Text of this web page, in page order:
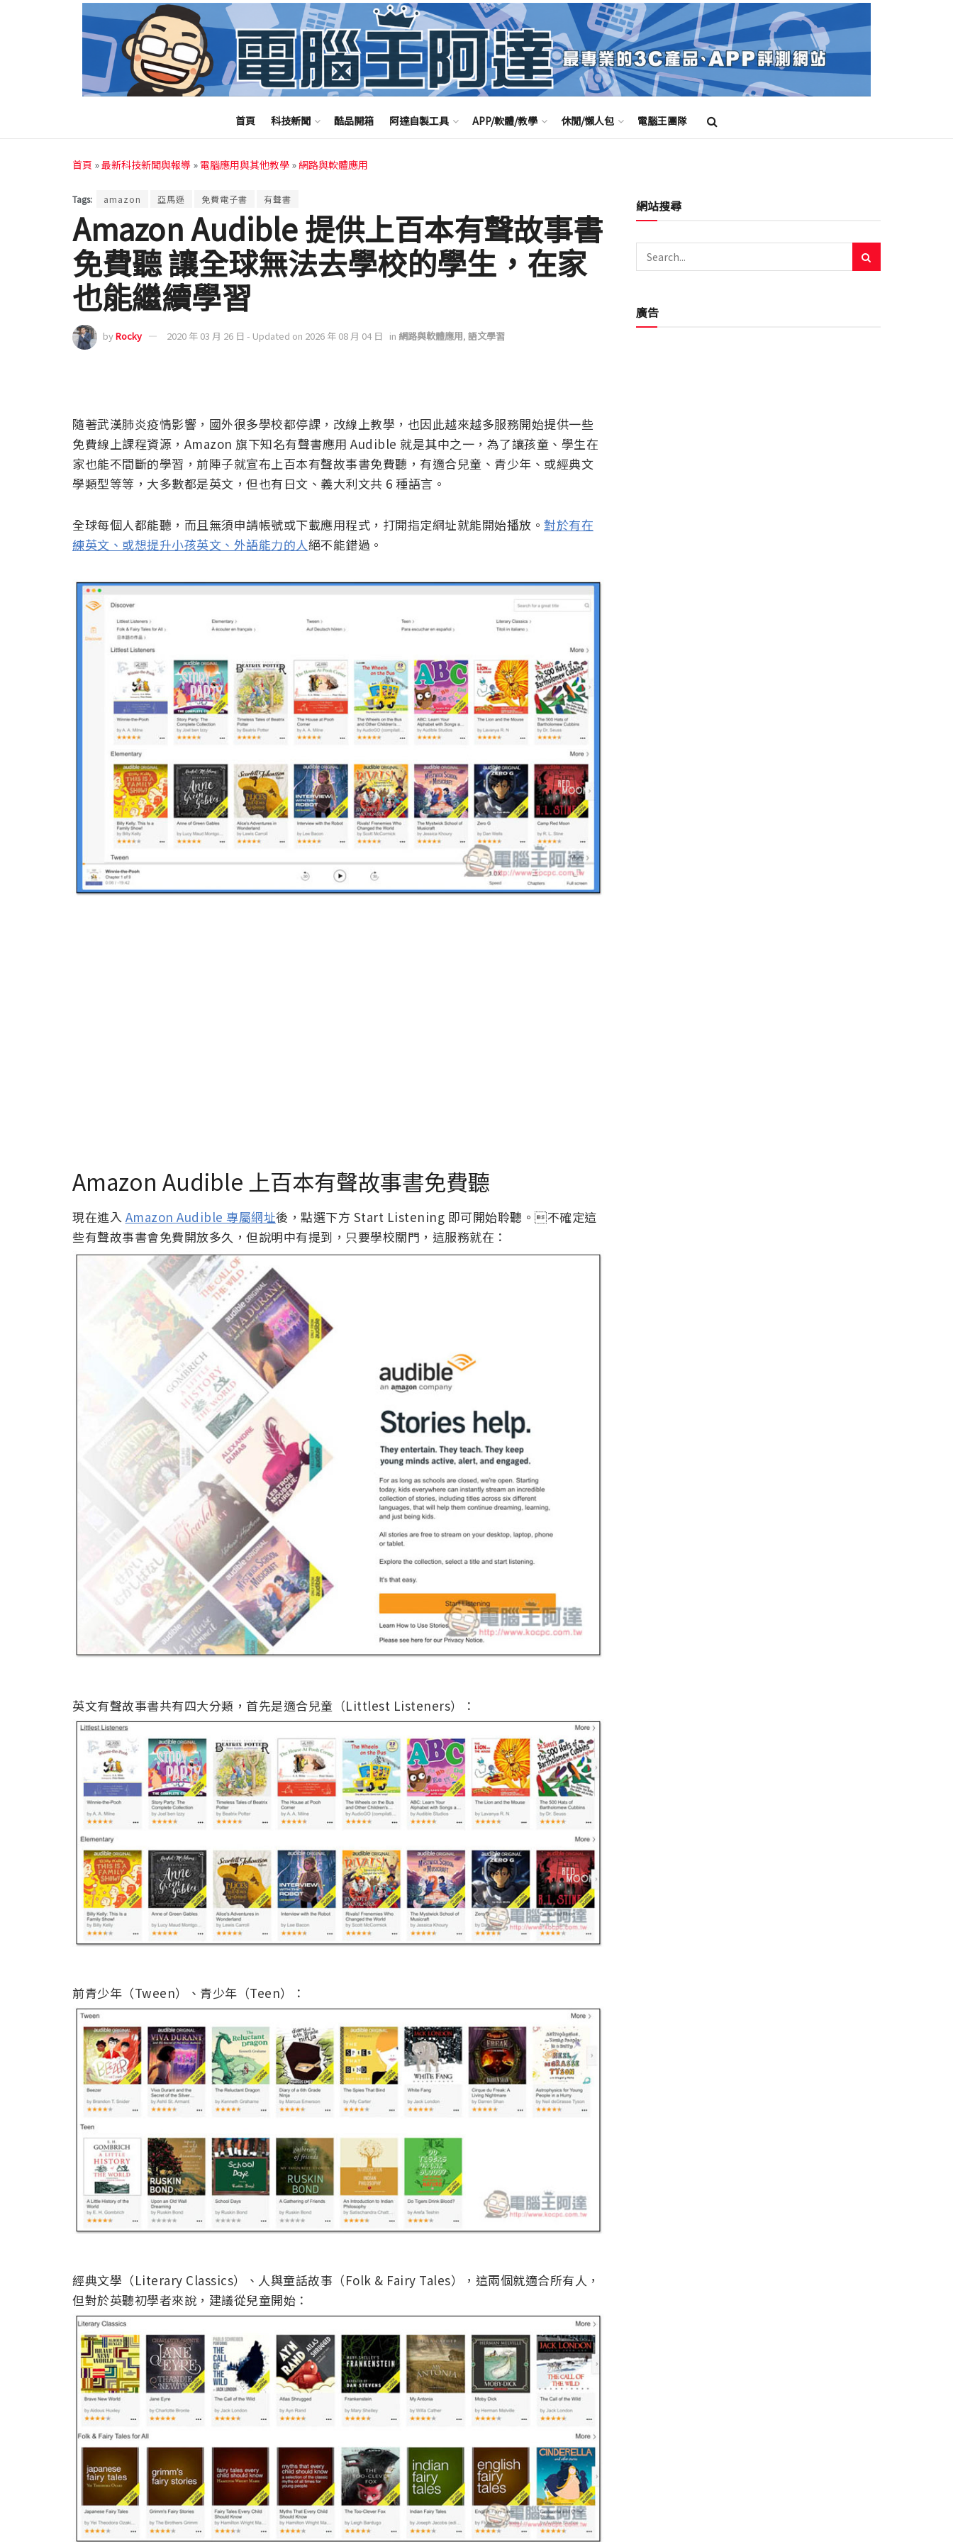
首頁 科技新聞 酷品開箱 阿達自製工具 APP/軟體/教學 休閒/懶人包 電腦王團隊
首頁 »最新科技新聞與報導 » 電腦應用與其他教學 »網路與軟體應用
Tags: amazon 亞馬遜 免費電子書 有聲書
Amazon Audible 提供上百本有聲故事書
免費聽 讓全球無法去學校的學生，在家
也能繼續學習
byRocky 2020 年 03 月 26 日 - Updated on 2026 年 08 月 04 日 in 網路與軟體應用, 語文學習
隨著武漢肺炎疫情影響，國外很多學校都停課，改線上教學，也因此越來越多服務開始提供一些
免費線上課程資源，Amazon 旗下知名有聲書應用 Audible 就是其中之一，為了讓孩童、學生在
家也能不間斷的學習，前陣子就宣布上百本有聲故事書免費聽，有適合兒童、青少年、或經典文
學類型等等，大多數都是英文，但也有日文、義大利文共 6 種語言。
全球每個人都能聽，而且無須申請帳號或下載應用程式，打開指定網址就能開始播放。 對於有在
練英文、或想提升小孩英文、外語能力的人絕不能錯過。
Amazon Audible 上百本有聲故事書免費聽
現在進入 Amazon Audible 專屬網址後，點選下方 Start Listening 即可開始聆聽。不確定這
些有聲故事書會免費開放多久，但說明中有提到，只要學校關門，這服務就在：
英文有聲故事書共有四大分類，首先是適合兒童（Littlest Listeners）：
前青少年（Tween）、青少年（Teen）：
經典文學（Literary Classics）、人與童話故事（Folk & Fairy Tales），這兩個就適合所有人，
但對於英聽初學者來說，建議從兒童開始：
網站搜尋
廣告